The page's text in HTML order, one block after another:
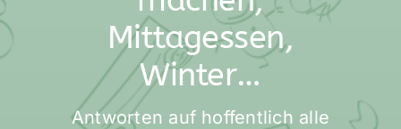
Mittagessen,
Winter…
Antworten auf hoffentlich alle